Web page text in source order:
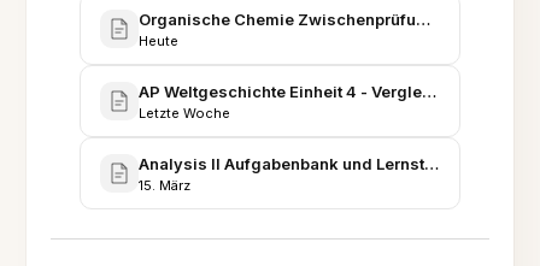
Organische Chemie
Heute
AP Weltgeschichte Einheit 4 - Vergleichende
Letzte Woche
Analysis II Aufgabenbank und Lernstrategie
15. März